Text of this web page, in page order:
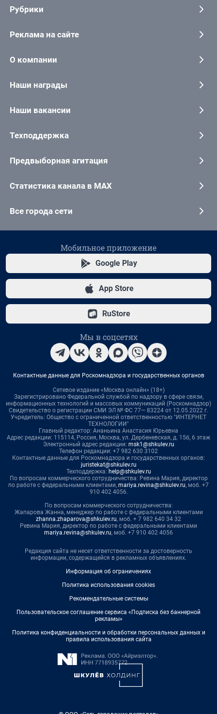
Рубрики
Реклама на сайте
О компании
Наши награды
Наши вакансии
Техподдержка
Предвыборная агитация
Статистика канала в MAX
Все города сети
Мобильное приложение
Google Play
App Store
RuStore
Мы в соцсетях
Контактные данные для Роскомнадзора и государственных органов
Сетевое издание «Москва онлайн» (18+)
Зарегистрировано Федеральной службой по надзору в сфере связи,
информационных технологий и массовых коммуникаций (Роскомнадзор)
Свидетельство о регистрации СМИ ЭЛ № ФС 77— 83224 от 12.05.2022 г.
Учредитель: Общество с ограниченной ответственностью "ИНТЕРНЕТ
ТЕХНОЛОГИИ"
Главный редактор: Ананьина Анастасия Юрьевна
Адрес редакции: 115114, Россия, Москва, ул. Дербеневская, д. 15б, 6 этаж
Электронный адрес редакции: msk1@shkulev.ru
Телефон редакции: +7 982 630 3102
Контактные данные для Роскомнадзора и государственных органов:
juristekat@shkulev.ru
Техподдержка: help@shkulev.ru
По вопросам коммерческого сотрудничества: Ревина Мария, директор
по работе с федеральными клиентами, mariya.revina@shkulev.ru, моб. +7
910 402 4056.
По вопросам коммерческого сотрудничества:
Жапарова Жанна, менеджер по работе с федеральными клиентами
zhanna.zhaparova@shkulev.ru, моб. + 7 982 640 34 32
Ревина Мария, директор по работе с федеральными клиентами
mariya.revina@shkulev.ru, моб. +7 910 402 4056
Редакция сайта не несет ответственности за достоверность
информации, содержащейся в рекламных объявлениях.
Информация об ограничениях
Политика использования cookies
Рекомендательные системы
Пользовательское соглашение сервиса «Подписка без баннерной
рекламы»
Политика конфиденциальности и обработки персональных данных и
правила использования сайта